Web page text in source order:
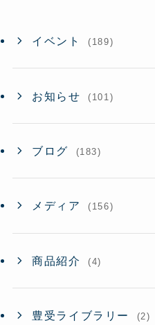
イベント (189)
お知らせ (101)
ブログ (183)
メディア (156)
商品紹介 (4)
豊受ライブラリー (2)